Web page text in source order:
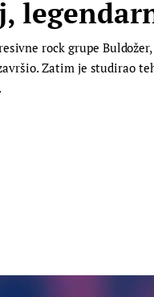
rock grupe
Zatim je studirao